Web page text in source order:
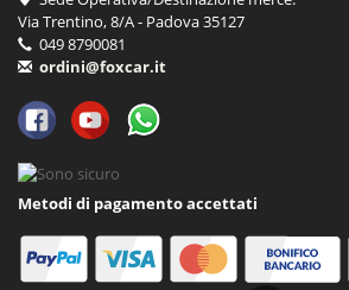
Via Trentino, 8/A - Padova 35127
049 8790081
ordini@foxcar.it
Metodi di pagamento accettati